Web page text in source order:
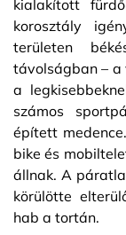
kialakított
korosztály
területen
távolságban – a
a
számos
épített
bike és
állnak. A
körülötte
hab a tortán.